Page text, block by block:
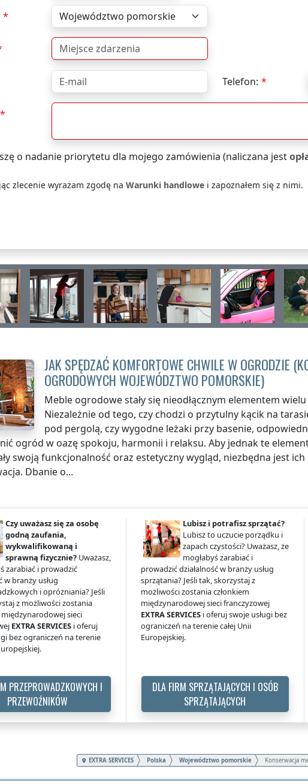
Telefon:
o nadanie priorytetu dla mojego zamówienia (naliczana jest
zlecenie wyrażam zgodę na Warunki handlowe i zapoznałem się z nimi.
JAK SPĘDZAĆ KOMFORTOWE CHWILE W OGRODZIE
OGRODOWYCH WOJEWÓDZTWO POMORSKIE)
Meble ogrodowe stały się nieodłącznym elementem
Niezależnie od tego, czy chodzi o przytulny kącik na
pod pergolą, czy wygodne leżaki przy basenie,
ogród w oazę spokoju, harmonii i relaksu. Aby jednak te
swoją funkcjonalność oraz estetyczny wygląd, niezbędna jest
Dbanie o...
Czy uważasz się za osobę
godną zaufania,
wykwalifikowaną i
sprawną fizycznie? Uważasz,
zarabiać i prowadzić
w branży usług
i opróżniania? Jeśli
z możliwości zostania
międzynarodowej sieci
EXTRA SERVICES i oferuj
bez ograniczeń na terenie
PRZEPROWADZKOWYCH I
PRZEWOŹNIKÓW
Lubisz i potrafisz sprzątać?
Lubisz to uczucie porządku i
zapach czystości? Uważasz, że
mogłabyś zarabiać i
prowadzić działalność w branży usług
sprzątania? Jeśli tak, skorzystaj z
możliwości zostania członkiem
międzynarodowej sieci franczyzowej
EXTRA SERVICES i oferuj swoje usługi bez
ograniczeń na terenie całej Unii
Europejskiej.
DLA FIRM SPRZĄTAJĄCYCH I OSÓB
SPRZĄTAJĄCYCH
EXTRA SERVICES Polska Województwo pomorskie Konserwacja